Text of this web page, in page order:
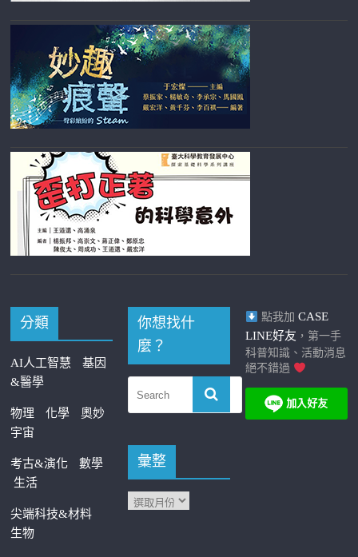
分類
AI人工智慧
基因
&醫學
物理 化學
奧妙
宇宙
考古&演化
數學
生活
尖端科技&材料
生物
你想找什
麼？
彙整
點我加 CASE
LINE好友 ，第一手
科普知識、活動消息
絕不錯過